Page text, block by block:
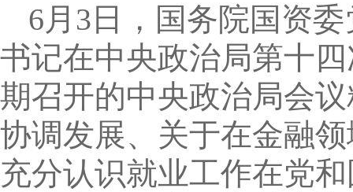
6月3日，国务院国资
书记在中央政治局第十
期召开的中央政治局会
协调发展、关于在金融
充分认识就业工作在党